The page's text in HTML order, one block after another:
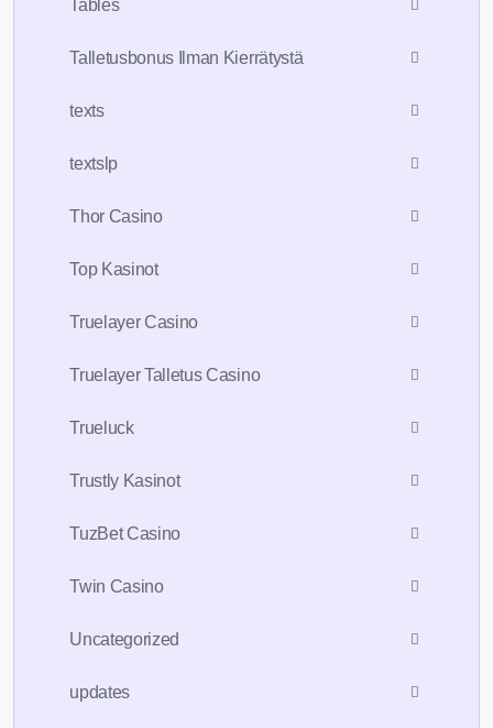
Tables
Talletusbonus Ilman Kierrätystä
texts
textslp
Thor Casino
Top Kasinot
Truelayer Casino
Truelayer Talletus Casino
Trueluck
Trustly Kasinot
TuzBet Casino
Twin Casino
Uncategorized
updates